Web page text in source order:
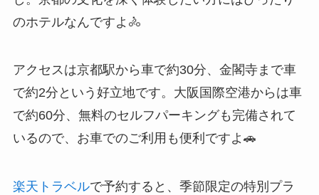
のホテルなんですよ🚴
アクセスは京都駅から車で約30分、金閣寺まで車
で約2分という好立地です。大阪国際空港からは車
で約60分、無料のセルフパーキングも完備されて
いるので、お車でのご利用も便利ですよ🚗
楽天トラベルで予約すると、季節限定の特別プラ